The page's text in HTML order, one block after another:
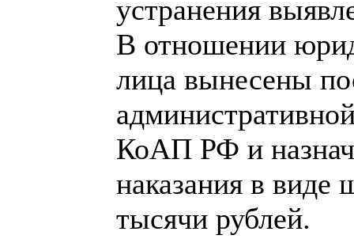
устранения
В отношении
лица вынесены
КоАП РФ и
наказания в
тысячи рублей.